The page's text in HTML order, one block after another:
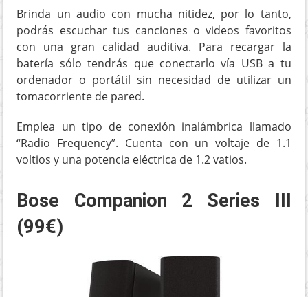
Brinda un audio con mucha nitidez, por lo tanto,
podrás escuchar tus canciones o videos favoritos
con una gran calidad auditiva. Para recargar la
batería sólo tendrás que conectarlo vía USB a tu
ordenador o portátil sin necesidad de utilizar un
tomacorriente de pared.
Emplea un tipo de conexión inalámbrica llamado
“Radio Frequency”. Cuenta con un voltaje de 1.1
voltios y una potencia eléctrica de 1.2 vatios.
Bose Companion 2 Series III
(99€)